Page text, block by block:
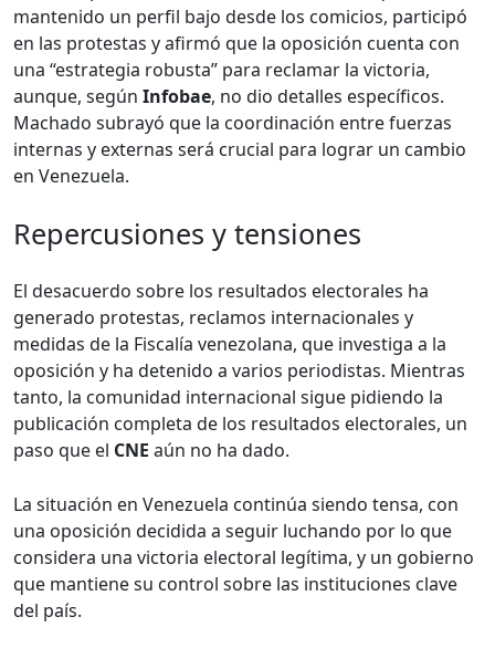
mantenido un perfil bajo desde los comicios, participó
en las protestas y afirmó que la oposición cuenta con
una “estrategia robusta” para reclamar la victoria,
aunque, según Infobae, no dio detalles específicos.
Machado subrayó que la coordinación entre fuerzas
internas y externas será crucial para lograr un cambio
en Venezuela.
Repercusiones y tensiones
El desacuerdo sobre los resultados electorales ha
generado protestas, reclamos internacionales y
medidas de la Fiscalía venezolana, que investiga a la
oposición y ha detenido a varios periodistas. Mientras
tanto, la comunidad internacional sigue pidiendo la
publicación completa de los resultados electorales, un
paso que el CNE aún no ha dado.
La situación en Venezuela continúa siendo tensa, con
una oposición decidida a seguir luchando por lo que
considera una victoria electoral legítima, y un gobierno
que mantiene su control sobre las instituciones clave
del país.